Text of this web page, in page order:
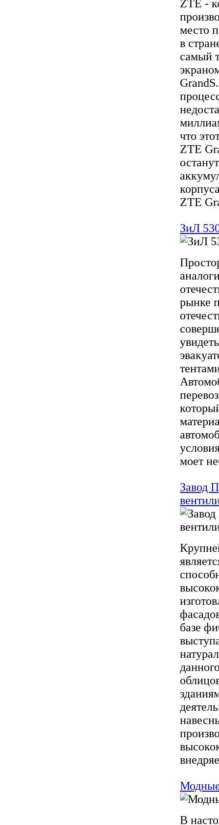
ZTE -
место
в
самый
что
ZTE
ZTE
ЗиЛ
рынке
моет
Завод
базе
Модные
В